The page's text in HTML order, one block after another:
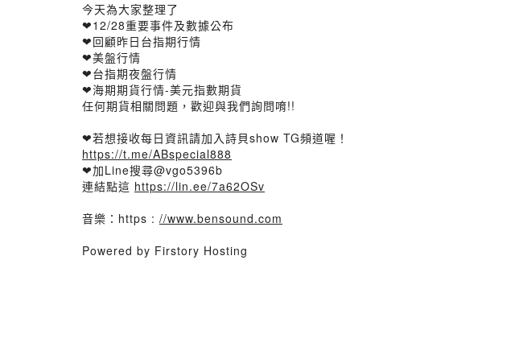
今天為大家整理了
❤12/28重要事件及數據公布
❤回顧昨日台指期行情
❤美盤行情
❤台指期夜盤行情
❤海期期貨行情-美元指數期貨
任何期貨相關問題，歡迎與我們詢問唷!!
❤若想接收每日資訊請加入詩貝show TG頻道喔！
https://t.me/ABspecial888
❤加Line搜尋@vgo5396b
連結點這 https://lin.ee/7a62OSv
音樂：https : //www.bensound.com
Powered by Firstory Hosting